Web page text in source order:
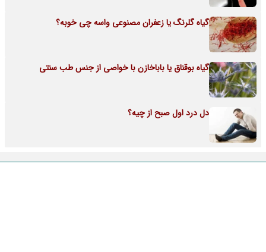
گیاه گلرنگ یا زعفران مصنوعی واسه چی خوبه؟
گیاه بوقناق یا باباخازن با خواصی از جنس طب سنتی
دل درد اول صبح از چیه؟